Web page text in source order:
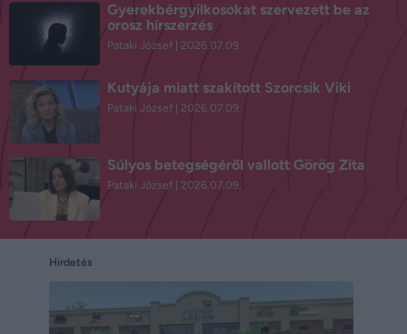
Gyerekbérgyilkosokat szervezett be az
orosz hírszerzés
Pataki József 2026.07.09.
Kutyája miatt szakított Szorcsik Viki
Pataki József 2026.07.09.
Súlyos betegségéről vallott Görög Zita
Pataki József 2026.07.09.
Hirdetés